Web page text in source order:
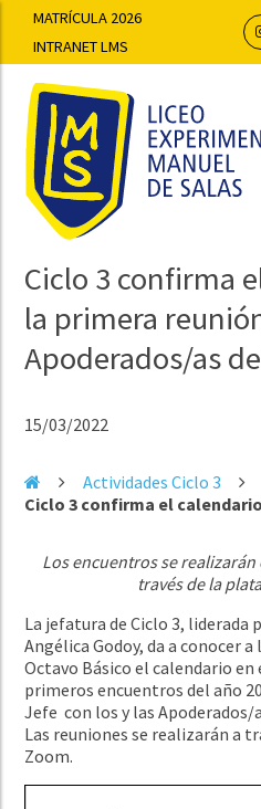
MATRÍCULA 2026
INTRANET LMS
Ciclo 3 confirma
la primera
Apoderados/as
15/03/2022
Actividades Ciclo 3
Ciclo 3 confirma el
Los encuentros se realizarán
través de la
La jefatura de Ciclo 3, liderada
Angélica Godoy, da a conocer
Octavo Básico el calendario
primeros encuentros del año
Jefe con los y las Apoderados/
Las reuniones se realizarán a
Zoom.